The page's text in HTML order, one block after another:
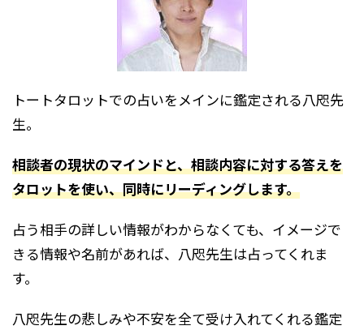
トートタロットでの占いをメインに鑑定される八咫先
生。
相談者の現状のマインドと、相談内容に対する答えを
タロットを使い、同時にリーディングします。
占う相手の詳しい情報がわからなくても、イメージで
きる情報や名前があれば、八咫先生は占ってくれま
す。
八咫先生の悲しみや不安を全て受け入れてくれる鑑定